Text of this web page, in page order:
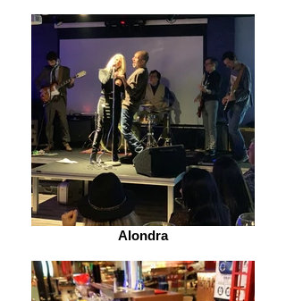
Alondra